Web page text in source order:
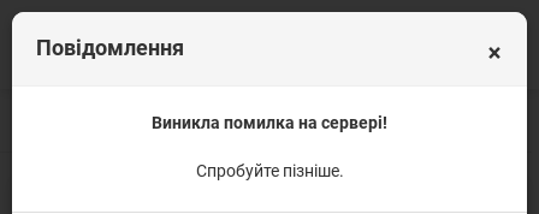
Цукрові прикраси Набори для декорування
×
Повідомлення
Виникла помилка на сервері!
Спробуйте пізніше.